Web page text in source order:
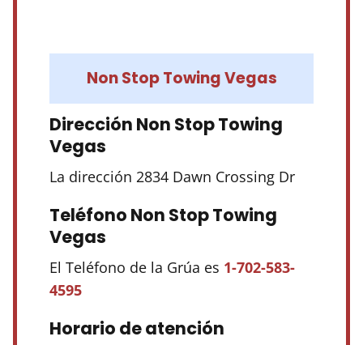
Non Stop Towing Vegas
Dirección Non Stop Towing
Vegas
La dirección 2834 Dawn Crossing Dr
Teléfono Non Stop Towing
Vegas
El Teléfono de la Grúa es 1-702-583-
4595
Horario de atención